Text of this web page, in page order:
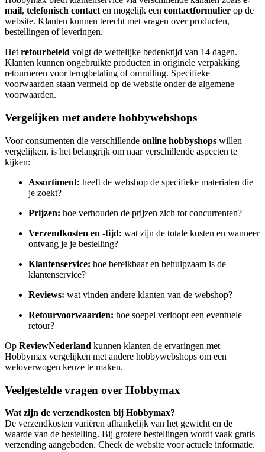
mail, telefonisch contact en mogelijk een contactformulier op de
website. Klanten kunnen terecht met vragen over producten,
bestellingen of leveringen.
Het retourbeleid volgt de wettelijke bedenktijd van 14 dagen.
Klanten kunnen ongebruikte producten in originele verpakking
retourneren voor terugbetaling of omruiling. Specifieke
voorwaarden staan vermeld op de website onder de algemene
voorwaarden.
Vergelijken met andere hobbywebshops
Voor consumenten die verschillende online hobbyshops willen
vergelijken, is het belangrijk om naar verschillende aspecten te
kijken:
Assortiment: heeft de webshop de specifieke materialen die
je zoekt?
Prijzen: hoe verhouden de prijzen zich tot concurrenten?
Verzendkosten en -tijd: wat zijn de totale kosten en wanneer
ontvang je je bestelling?
Klantenservice: hoe bereikbaar en behulpzaam is de
klantenservice?
Reviews: wat vinden andere klanten van de webshop?
Retourvoorwaarden: hoe soepel verloopt een eventuele
retour?
Op ReviewNederland kunnen klanten de ervaringen met
Hobbymax vergelijken met andere hobbywebshops om een
weloverwogen keuze te maken.
Veelgestelde vragen over Hobbymax
Wat zijn de verzendkosten bij Hobbymax?
De verzendkosten variëren afhankelijk van het gewicht en de
waarde van de bestelling. Bij grotere bestellingen wordt vaak gratis
verzending aangeboden. Check de website voor actuele informatie.